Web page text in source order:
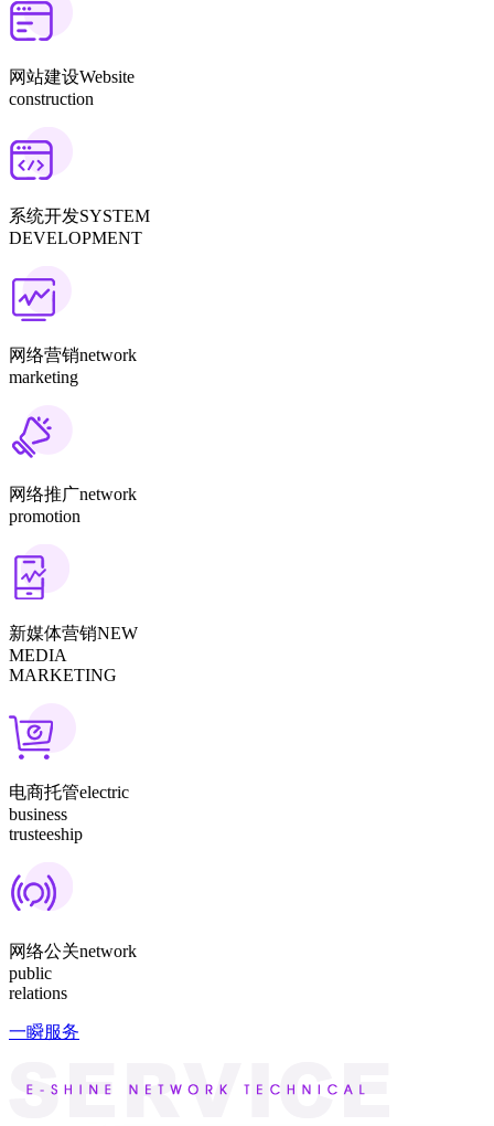
网站建设Website
construction
系统开发SYSTEM
DEVELOPMENT
网络营销network
marketing
网络推广network
promotion
新媒体营销NEW
MEDIA
MARKETING
电商托管electric
business
trusteeship
网络公关network
public
relations
一瞬服务